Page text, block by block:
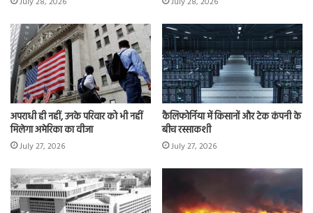
अपराधी ही नहीं, उनके परिवार को भी नहीं
मिलेगा अमेरिका का वीजा
July 27, 2026
कैलिफोर्निया में किसानों और टेक कंपनी के
बीच रस्साकशी
July 27, 2026